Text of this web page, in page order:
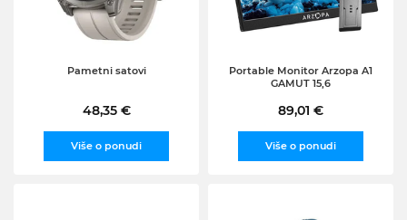
Pametni satovi
48,35 €
Više o ponudi
Portable Monitor Arzopa A1
GAMUT 15,6
89,01 €
Više o ponudi